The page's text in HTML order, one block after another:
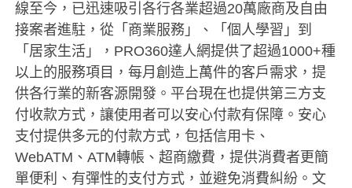
線至今，已迅速吸引各行各業超過20萬廠商及自由
接案者進駐，從「商業服務」、「個人學習」到
「居家生活」，PRO360達人網提供了超過1000+種
以上的服務項目，每月創造上萬件的客戶需求，提
供各行業的新客源開發。平台現在也提供第三方支
付收款方式，讓使用者可以安心付款有保障。安心
支付提供多元的付款方式，包括信用卡、
WebATM、ATM轉帳、超商繳費，提供消費者更簡
單便利、有彈性的支付方式，並避免消費糾紛。文